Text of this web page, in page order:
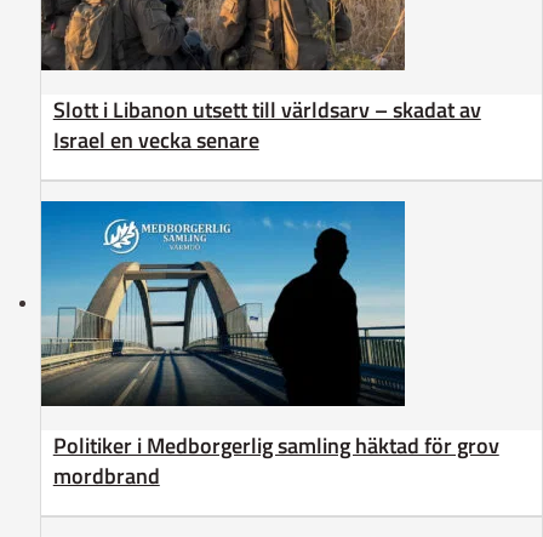
Slott i Libanon utsett till världsarv – skadat av
Israel en vecka senare
Politiker i Medborgerlig samling häktad för grov
mordbrand